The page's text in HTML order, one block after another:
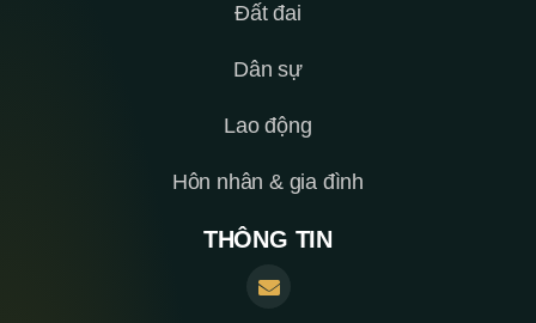
Đất đai
Dân sự
Lao động
Hôn nhân & gia đình
THÔNG TIN